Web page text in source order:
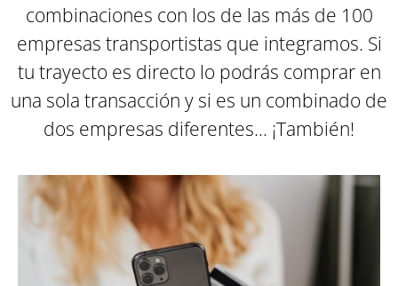
combinaciones con los de las más de 100
empresas transportistas que integramos. Si
tu trayecto es directo lo podrás comprar en
una sola transacción y si es un combinado de
dos empresas diferentes... ¡También!